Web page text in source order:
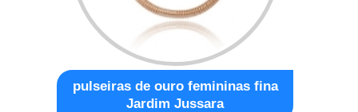
pulseiras de ouro femininas fina
Jardim Jussara